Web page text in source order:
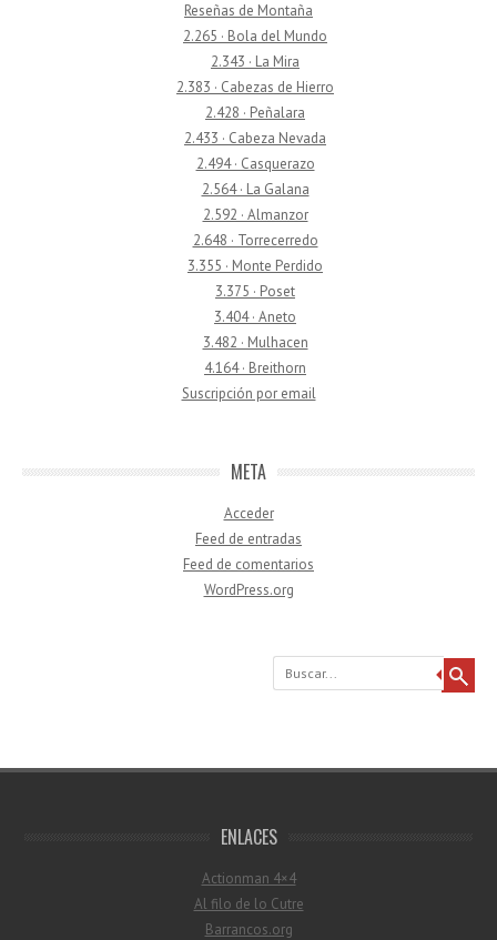
Reseñas de Montaña
2.265 · Bola del Mundo
2.343 · La Mira
2.383 · Cabezas de Hierro
2.428 · Peñalara
2.433 · Cabeza Nevada
2.494 · Casquerazo
2.564 · La Galana
2.592 · Almanzor
2.648 · Torrecerredo
3.355 · Monte Perdido
3.375 · Poset
3.404 · Aneto
3.482 · Mulhacen
4.164 · Breithorn
Suscripción por email
META
Acceder
Feed de entradas
Feed de comentarios
WordPress.org
Buscar
ENLACES
Actionman 4×4
Al filo de lo Cutre
Barrancos.org